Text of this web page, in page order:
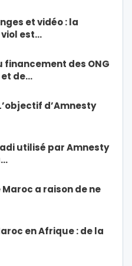
et vidéo : la
est…
des ONG
et de…
d’Amnesty
utilisé par Amnesty
a raison de ne
en Afrique : de la